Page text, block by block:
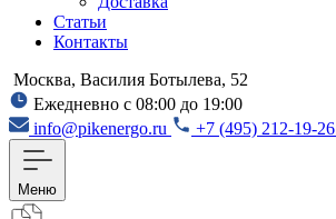
Статьи
Контакты
Москва, Василия Ботылева, 52
Ежедневно с 08:00 до 19:00
info@pikenergo.ru
+7 (495) 212-19-26
Меню